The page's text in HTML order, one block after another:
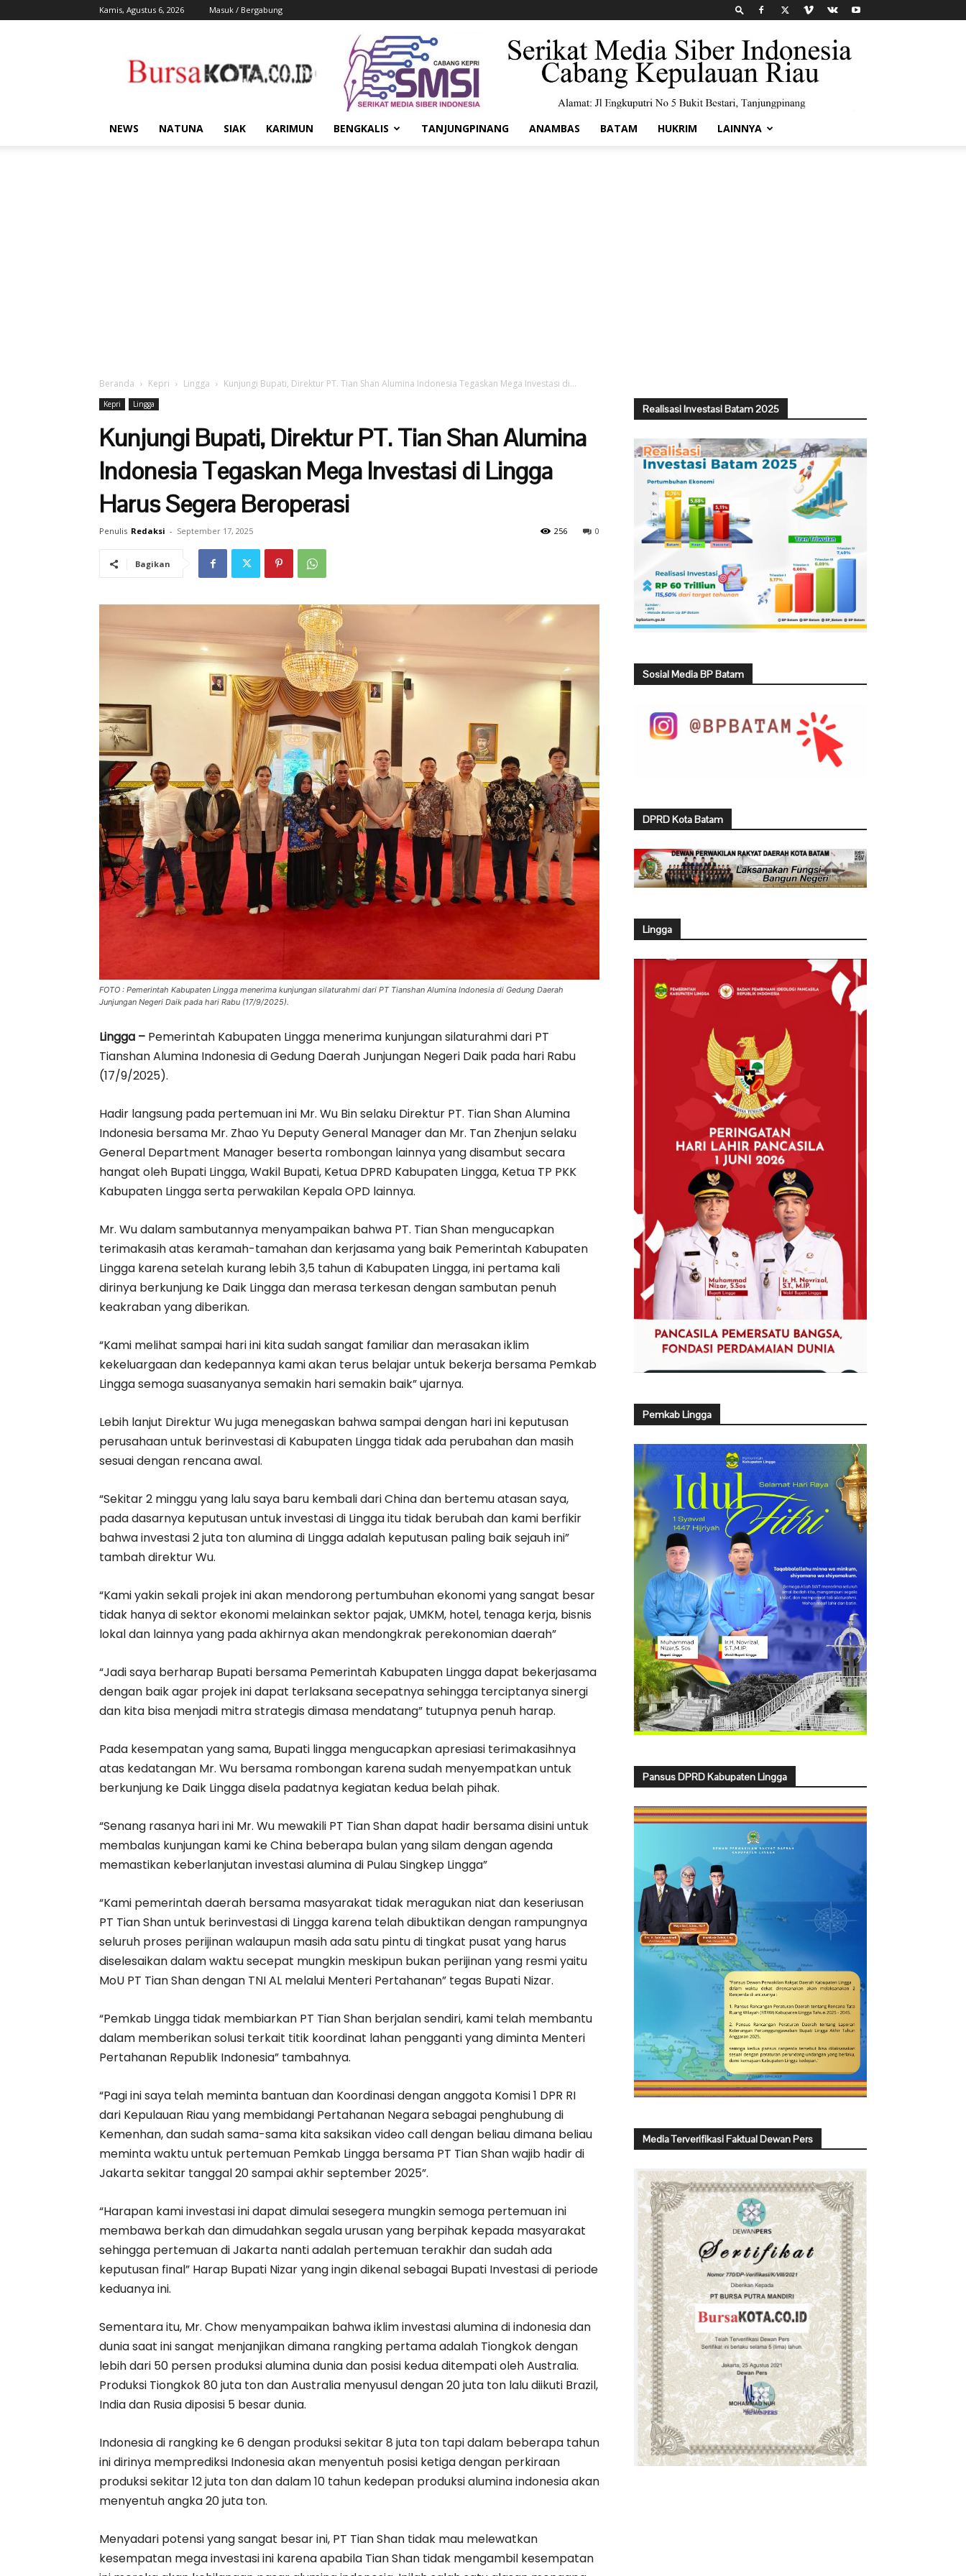
Kamis, Agustus 6, 2026 Masuk / Bergabung
Kota
NEWS NATUNA SIAK KARIMUN BENGKALIS TANJUNGPINANG ANAMBAS BATAM HUKRIM LAINNYA
Beranda Kepri Lingga Kunjungi Bupati, Direktur PT. Tian Shan Alumina Indonesia Tegaskan Mega Investasi di...
Kepri Lingga
Kunjungi Bupati, Direktur PT. Tian Shan Alumina
Indonesia Tegaskan Mega Investasi di Lingga
Harus Segera Beroperasi
Penulis Redaksi - September 17, 2025 0
256
Bagikan
FOTO : Pemerintah Kabupaten Lingga menerima kunjungan silaturahmi dari PT Tianshan Alumina Indonesia di Gedung Daerah
Junjungan Negeri Daik pada hari Rabu (17/9/2025).
Lingga – Pemerintah Kabupaten Lingga menerima kunjungan silaturahmi dari PT
Tianshan Alumina Indonesia di Gedung Daerah Junjungan Negeri Daik pada hari Rabu
(17/9/2025).
Hadir langsung pada pertemuan ini Mr. Wu Bin selaku Direktur PT. Tian Shan Alumina
Indonesia bersama Mr. Zhao Yu Deputy General Manager dan Mr. Tan Zhenjun selaku
General Department Manager beserta rombongan lainnya yang disambut secara
hangat oleh Bupati Lingga, Wakil Bupati, Ketua DPRD Kabupaten Lingga, Ketua TP PKK
Kabupaten Lingga serta perwakilan Kepala OPD lainnya.
Mr. Wu dalam sambutannya menyampaikan bahwa PT. Tian Shan mengucapkan
terimakasih atas keramah-tamahan dan kerjasama yang baik Pemerintah Kabupaten
Lingga karena setelah kurang lebih 3,5 tahun di Kabupaten Lingga, ini pertama kali
dirinya berkunjung ke Daik Lingga dan merasa terkesan dengan sambutan penuh
keakraban yang diberikan.
“Kami melihat sampai hari ini kita sudah sangat familiar dan merasakan iklim
kekeluargaan dan kedepannya kami akan terus belajar untuk bekerja bersama Pemkab
Lingga semoga suasanyanya semakin hari semakin baik” ujarnya.
Lebih lanjut Direktur Wu juga menegaskan bahwa sampai dengan hari ini keputusan
perusahaan untuk berinvestasi di Kabupaten Lingga tidak ada perubahan dan masih
sesuai dengan rencana awal.
“Sekitar 2 minggu yang lalu saya baru kembali dari China dan bertemu atasan saya,
pada dasarnya keputusan untuk investasi di Lingga itu tidak berubah dan kami berfikir
bahwa investasi 2 juta ton alumina di Lingga adalah keputusan paling baik sejauh ini”
tambah direktur Wu.
“Kami yakin sekali projek ini akan mendorong pertumbuhan ekonomi yang sangat besar
tidak hanya di sektor ekonomi melainkan sektor pajak, UMKM, hotel, tenaga kerja, bisnis
lokal dan lainnya yang pada akhirnya akan mendongkrak perekonomian daerah”
“Jadi saya berharap Bupati bersama Pemerintah Kabupaten Lingga dapat bekerjasama
dengan baik agar projek ini dapat terlaksana secepatnya sehingga terciptanya sinergi
dan kita bisa menjadi mitra strategis dimasa mendatang” tutupnya penuh harap.
Pada kesempatan yang sama, Bupati lingga mengucapkan apresiasi terimakasihnya
atas kedatangan Mr. Wu bersama rombongan karena sudah menyempatkan untuk
berkunjung ke Daik Lingga disela padatnya kegiatan kedua belah pihak.
“Senang rasanya hari ini Mr. Wu mewakili PT Tian Shan dapat hadir bersama disini untuk
membalas kunjungan kami ke China beberapa bulan yang silam dengan agenda
memastikan keberlanjutan investasi alumina di Pulau Singkep Lingga”
“Kami pemerintah daerah bersama masyarakat tidak meragukan niat dan keseriusan
PT Tian Shan untuk berinvestasi di Lingga karena telah dibuktikan dengan rampungnya
seluruh proses perijinan walaupun masih ada satu pintu di tingkat pusat yang harus
diselesaikan dalam waktu secepat mungkin meskipun bukan perijinan yang resmi yaitu
MoU PT Tian Shan dengan TNI AL melalui Menteri Pertahanan” tegas Bupati Nizar.
“Pemkab Lingga tidak membiarkan PT Tian Shan berjalan sendiri, kami telah membantu
dalam memberikan solusi terkait titik koordinat lahan pengganti yang diminta Menteri
Pertahanan Republik Indonesia” tambahnya.
“Pagi ini saya telah meminta bantuan dan Koordinasi dengan anggota Komisi 1 DPR RI
dari Kepulauan Riau yang membidangi Pertahanan Negara sebagai penghubung di
Kemenhan, dan sudah sama-sama kita saksikan video call dengan beliau dimana beliau
meminta waktu untuk pertemuan Pemkab Lingga bersama PT Tian Shan wajib hadir di
Jakarta sekitar tanggal 20 sampai akhir september 2025”.
“Harapan kami investasi ini dapat dimulai sesegera mungkin semoga pertemuan ini
membawa berkah dan dimudahkan segala urusan yang berpihak kepada masyarakat
sehingga pertemuan di Jakarta nanti adalah pertemuan terakhir dan sudah ada
keputusan final” Harap Bupati Nizar yang ingin dikenal sebagai Bupati Investasi di periode
keduanya ini.
Sementara itu, Mr. Chow menyampaikan bahwa iklim investasi alumina di indonesia dan
dunia saat ini sangat menjanjikan dimana rangking pertama adalah Tiongkok dengan
lebih dari 50 persen produksi alumina dunia dan posisi kedua ditempati oleh Australia.
Produksi Tiongkok 80 juta ton dan Australia menyusul dengan 20 juta ton lalu diikuti Brazil,
India dan Rusia diposisi 5 besar dunia.
Indonesia di rangking ke 6 dengan produksi sekitar 8 juta ton tapi dalam beberapa tahun
ini dirinya memprediksi Indonesia akan menyentuh posisi ketiga dengan perkiraan
produksi sekitar 12 juta ton dan dalam 10 tahun kedepan produksi alumina indonesia akan
menyentuh angka 20 juta ton.
Menyadari potensi yang sangat besar ini, PT Tian Shan tidak mau melewatkan
kesempatan mega investasi ini karena apabila Tian Shan tidak mengambil kesempatan
Realisasi Investasi Batam 2025
Sosial Media BP Batam
DPRD Kota Batam
Lingga
Pemkab Lingga
Pansus DPRD Kabupaten Lingga
Media Terverifikasi Faktual Dewan Pers